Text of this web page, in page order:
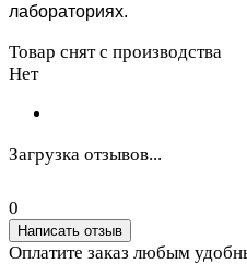
лабораториях.
Товар снят с производства
Нет
Загрузка отзывов...
0
Написать отзыв
Оплатите заказ любым